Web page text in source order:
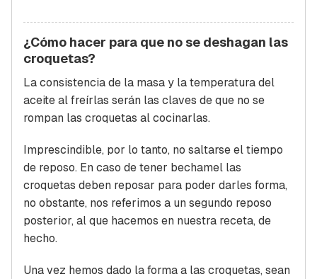
¿Cómo hacer para que no se deshagan las
croquetas?
La consistencia de la masa y la temperatura del
aceite al freírlas serán las claves de que no se
rompan las croquetas al cocinarlas.
Imprescindible, por lo tanto, no saltarse el tiempo
de reposo. En caso de tener bechamel las
croquetas deben reposar para poder darles forma,
no obstante, nos referimos a un segundo reposo
posterior, al que hacemos en nuestra receta, de
hecho.
Una vez hemos dado la forma a las croquetas, sean